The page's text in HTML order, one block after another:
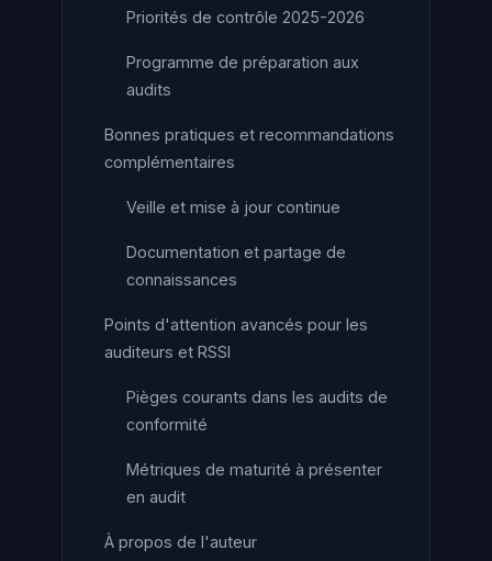
Priorités de contrôle 2025-2026
Programme de préparation aux
audits
Bonnes pratiques et recommandations
complémentaires
Veille et mise à jour continue
Documentation et partage de
connaissances
Points d'attention avancés pour les
auditeurs et RSSI
Pièges courants dans les audits de
conformité
Métriques de maturité à présenter
en audit
À propos de l'auteur